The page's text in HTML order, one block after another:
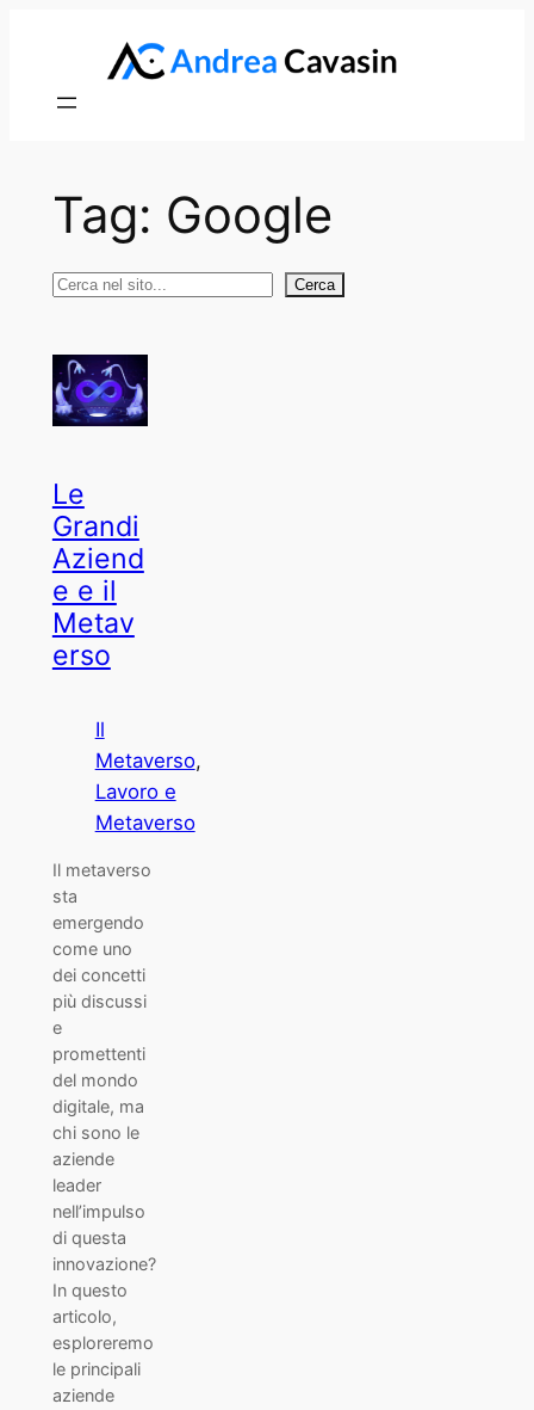
Tag: Google
Cerca Cerca
Le
Grandi
Aziend
e e il
Metav
erso
Il
Metaverso
Lavoro e
Metaverso
Il metaverso
sta
emergendo
come uno
dei concetti
più discussi
e
promettenti
del mondo
digitale, ma
chi sono le
aziende
leader
nell’impulso
di questa
innovazione?
In questo
articolo,
esploreremo
le principali
aziende